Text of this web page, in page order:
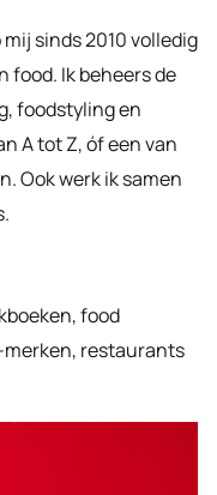
sinds 2010 volledig
Ik beheers de
foodstyling en
A tot Z, óf een van
Ook werk ik samen
food
restaurants